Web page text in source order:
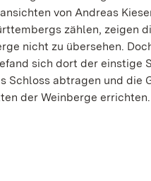
von Andreas
zählen, zeigen
nicht zu übersehen.
sich dort der einstige
Schloss abtragen und die
der Weinberge errichten.